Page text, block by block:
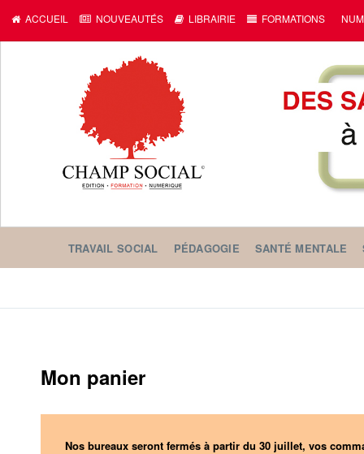
ACCUEIL NOUVEAUTÉS LIBRAIRIE FORMATIONS
TRAVAIL SOCIAL PÉDAGOGIE SANTÉ MENTALE
Mon panier
Nos bureaux seront fermés à partir du 30 juillet, vos